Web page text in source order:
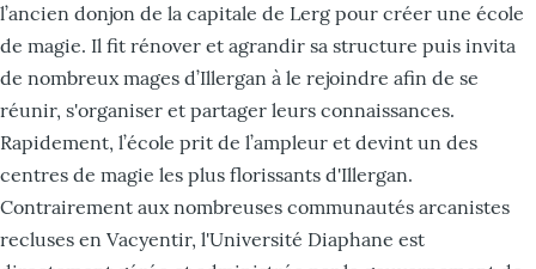
l’ancien donjon de la capitale de Lerg pour créer une école
de magie. Il fit rénover et agrandir sa structure puis invita
de nombreux mages d’Illergan à le rejoindre afin de se
réunir, s'organiser et partager leurs connaissances.
Rapidement, l’école prit de l’ampleur et devint un des
centres de magie les plus florissants d'Illergan.
Contrairement aux nombreuses communautés arcanistes
recluses en Vacyentir, l'Université Diaphane est